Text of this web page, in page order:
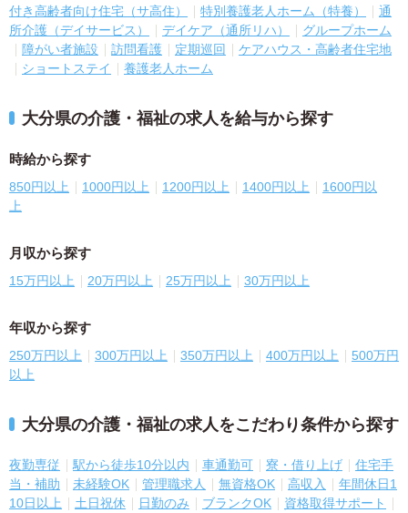
付き高齢者向け住宅（サ高住）
特別養護老人ホーム（特養）
通
所介護（デイサービス）
デイケア（通所リハ）
グループホーム
障がい者施設
訪問看護 定期巡回
ケアハウス・高齢者住宅地
ショートステイ
養護老人ホーム
大分県の介護・福祉の求人を給与から探す
時給から探す
850円以上 1000円以上 1200円以上 1400円以上
1600円以
上
月収から探す
15万円以上 20万円以上 25万円以上 30万円以上
年収から探す
250万円以上 300万円以上 350万円以上 400万円以上
500万円
以上
大分県の介護・福祉の求人をこだわり条件から探す
夜勤専従 駅から徒歩10分以内 車通勤可 寮・借り上げ
住宅手
当・補助
未経験OK 管理職求人 無資格OK 高収入
年間休日1
10日以上
土日祝休 日勤のみ ブランクOK
資格取得サポート